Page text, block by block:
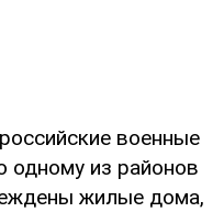
военные
одному из районов
жилые дома,